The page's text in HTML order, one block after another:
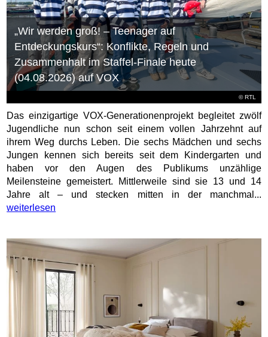
©RTL
„Wir werden groß! – Teenager auf
Entdeckungskurs“: Konflikte, Regeln und
Zusammenhalt im Staffel-Finale heute
(04.08.2026) auf VOX
Das einzigartige VOX-Generationenprojekt begleitet zwölf
Jugendliche nun schon seit einem vollen Jahrzehnt auf
ihrem Weg durchs Leben. Die sechs Mädchen und sechs
Jungen kennen sich bereits seit dem Kindergarten und
haben vor den Augen des Publikums unzählige
Meilensteine gemeistert. Mittlerweile sind sie 13 und 14
Jahre alt – und stecken mitten in der manchmal...
weiterlesen